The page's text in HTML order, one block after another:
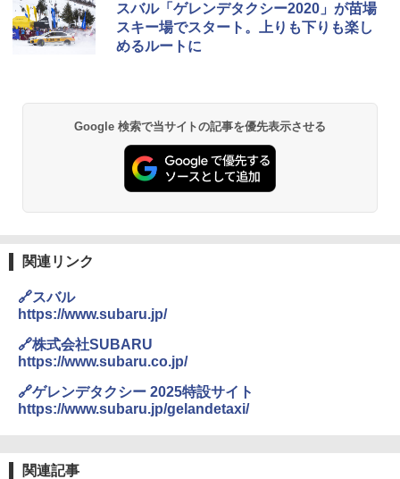
スバル「ゲレンデタクシー2020」が苗場
スキー場でスタート。上りも下りも楽し
めるルートに
Google 検索で当サイトの記事を優先表示させる
関連リンク
🔗スバル
https://www.subaru.jp/
🔗株式会社SUBARU
https://www.subaru.co.jp/
🔗ゲレンデタクシー 2025特設サイト
https://www.subaru.jp/gelandetaxi/
関連記事